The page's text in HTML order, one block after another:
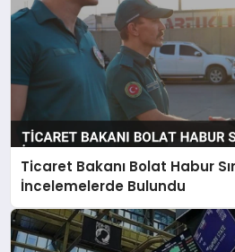
Ticaret Bakanı Bolat Habur
İncelemelerde Bulundu